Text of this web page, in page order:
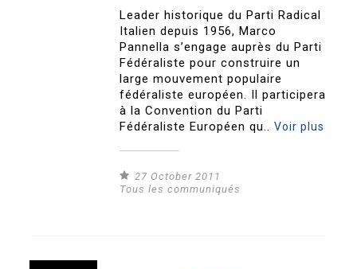
Leader historique du Parti Radical
Italien depuis 1956, Marco
Pannella s’engage auprès du Parti
Fédéraliste pour construire un
large mouvement populaire
fédéraliste européen. Il participera
à la Convention du Parti
Fédéraliste Européen qu..Voir plus
27 October 2011
Tous les communiqués